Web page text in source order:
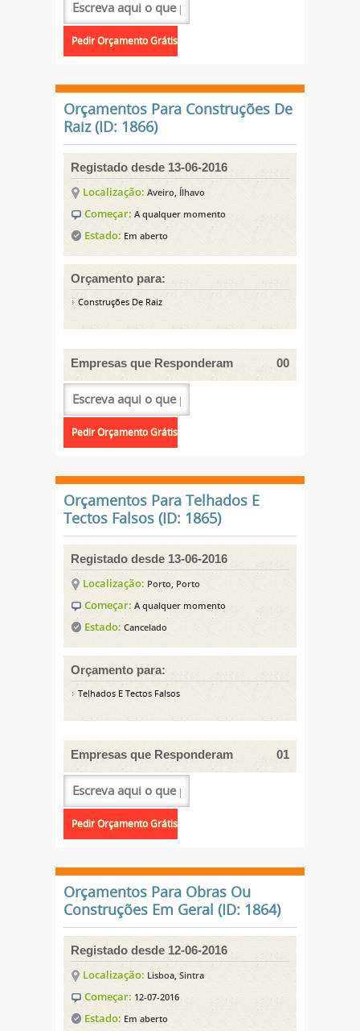
Orçamentos Para Construções De
Raiz (ID: 1866)
Registado desde 13-06-2016
Localização: Aveiro, Ílhavo
Começar: A qualquer momento
Estado: Em aberto
Orçamento para:
Construções De Raiz
Empresas que Responderam 00
Orçamentos Para Telhados E
Tectos Falsos (ID: 1865)
Registado desde 13-06-2016
Localização: Porto, Porto
Começar: A qualquer momento
Estado: Cancelado
Orçamento para:
Telhados E Tectos Falsos
Empresas que Responderam 01
Orçamentos Para Obras Ou
Construções Em Geral (ID: 1864)
Registado desde 12-06-2016
Localização: Lisboa, Sintra
Começar: 12-07-2016
Estado: Em aberto